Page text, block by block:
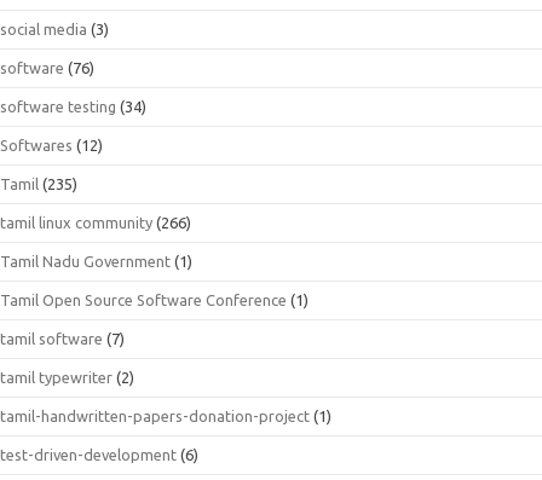
social media (3)
software (76)
software testing (34)
Softwares (12)
Tamil (235)
tamil linux community (266)
Tamil Nadu Government (1)
Tamil Open Source Software Conference (1)
tamil software (7)
tamil typewriter (2)
tamil-handwritten-papers-donation-project (1)
test-driven-development (6)